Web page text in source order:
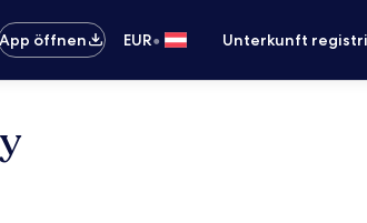
App öffnen
EUR• Unterkunft